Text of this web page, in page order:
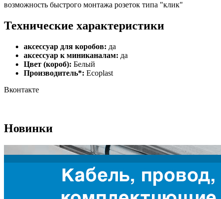
возможность быстрого монтажа розеток типа "клик"
Технические характеристики
аксессуар для коробов: да
аксессуар к миниканалам: да
Цвет (короб): Белый
Производитель*: Ecoplast
Вконтакте
Новинки